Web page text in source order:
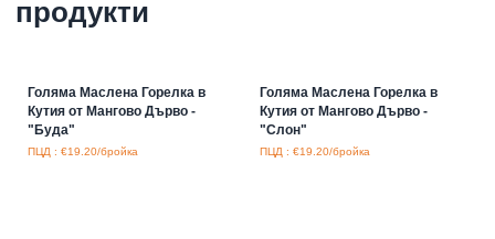
продукти
Голяма Маслена Горелка в
Кутия от Мангово Дърво -
"Буда"
ПЦД : €19.20/бройка
Голяма Маслена Горелка в
Кутия от Мангово Дърво -
"Слон"
ПЦД : €19.20/бройка